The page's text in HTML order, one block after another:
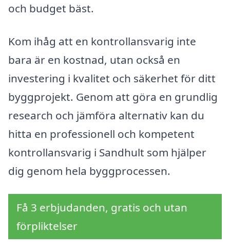
och budget bäst.
Kom ihåg att en kontrollansvarig inte
bara är en kostnad, utan också en
investering i kvalitet och säkerhet för ditt
byggprojekt. Genom att göra en grundlig
research och jämföra alternativ kan du
hitta en professionell och kompetent
kontrollansvarig i Sandhult som hjälper
dig genom hela byggprocessen.
Få 3 erbjudanden, gratis och utan
förpliktelser